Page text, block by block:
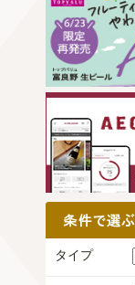
タイプ